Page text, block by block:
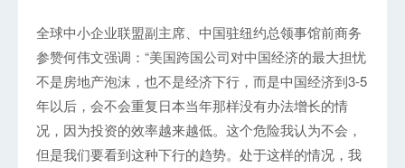
全球中小企业联盟副主席、中国驻纽约总领事馆前商务
参赞何伟文强调：“美国跨国公司对中国经济的最大担忧
不是房地产泡沫，也不是经济下行，而是中国经济到3-5
年以后，会不会重复日本当年那样没有办法增长的情
况，因为投资的效率越来越低。这个危险我认为不会，
但是我们要看到这种下行的趋势。处于这样的情况，我